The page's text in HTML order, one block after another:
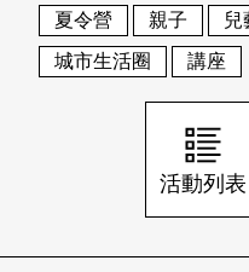
地圖搜尋
關於我們
刊物索取地點
會員基本資料
刊登活動
網站導覽
日本語
夏令營
親子 兒
城市生活圈
講座
活動列表